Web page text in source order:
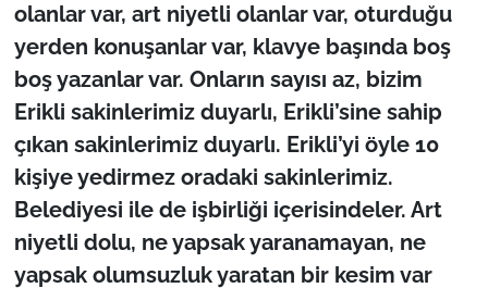
olanlar var, art niyetli olanlar var, oturduğu
yerden konuşanlar var, klavye başında boş
boş yazanlar var. Onların sayısı az, bizim
Erikli sakinlerimiz duyarlı, Erikli’sine sahip
çıkan sakinlerimiz duyarlı. Erikli’yi öyle 10
kişiye yedirmez oradaki sakinlerimiz.
Belediyesi ile de işbirliği içerisindeler. Art
niyetli dolu, ne yapsak yaranamayan, ne
yapsak olumsuzluk yaratan bir kesim var